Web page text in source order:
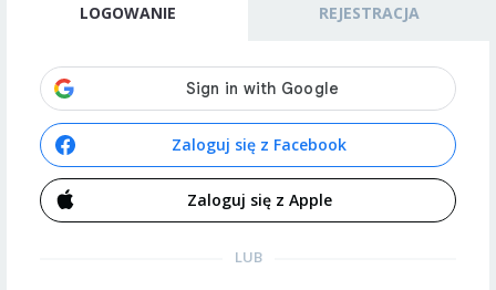
LOGOWANIE REJESTRACJA
Zaloguj się z Facebook
Zaloguj się z Apple
LUB